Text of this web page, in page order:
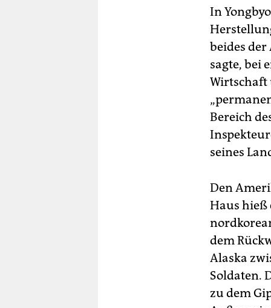
In
beides
sagte, bei
Wirtschaft
Bereich
seines
Den
Haus hieß
dem
Alaska
Soldaten.
zu dem